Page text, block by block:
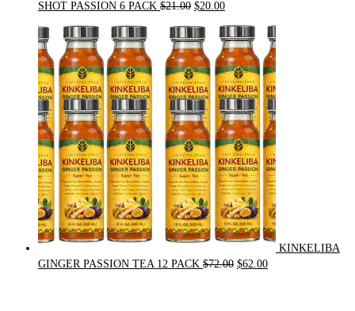
SHOT PASSION 6 PACK $21.00 Original
was:
$21.00.
$20.00Current
is:
$20.00.
KINKELIBA
GINGER PASSION TEA 12 PACK $72.00 Original
$62.00Current